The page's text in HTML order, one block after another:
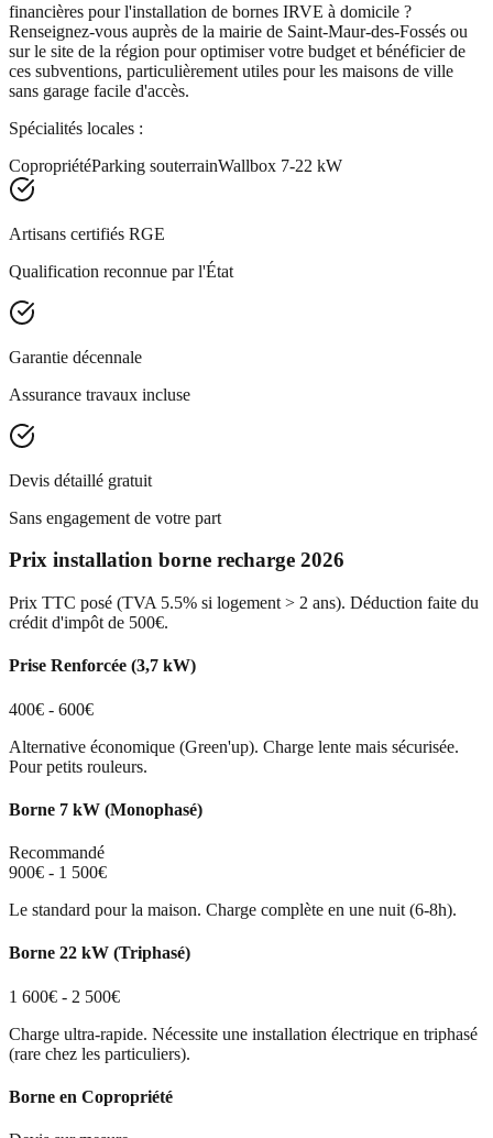
financières pour l'installation de bornes IRVE à domicile ?
Renseignez-vous auprès de la mairie de Saint-Maur-des-Fossés ou
sur le site de la région pour optimiser votre budget et bénéficier de
ces subventions, particulièrement utiles pour les maisons de ville
sans garage facile d'accès.
Spécialités locales :
CopropriétéParking souterrainWallbox 7-22 kW
Artisans certifiés RGE
Qualification reconnue par l'État
Garantie décennale
Assurance travaux incluse
Devis détaillé gratuit
Sans engagement de votre part
Prix installation borne recharge 2026
Prix TTC posé (TVA 5.5% si logement > 2 ans). Déduction faite du
crédit d'impôt de 500€.
Prise Renforcée (3,7 kW)
400€ - 600€
Alternative économique (Green'up). Charge lente mais sécurisée.
Pour petits rouleurs.
Borne 7 kW (Monophasé)
Recommandé
900€ - 1 500€
Le standard pour la maison. Charge complète en une nuit (6-8h).
Borne 22 kW (Triphasé)
1 600€ - 2 500€
Charge ultra-rapide. Nécessite une installation électrique en triphasé
(rare chez les particuliers).
Borne en Copropriété